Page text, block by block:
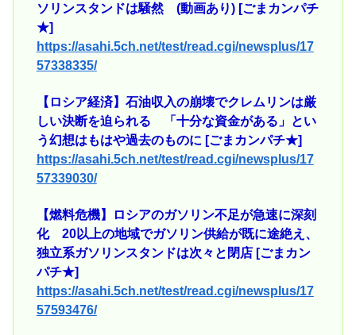
ソリンスタンドは騒然 (動画あり) [ごまカンパチ
★]
https://asahi.5ch.net/test/read.cgi/newsplus/17
57338335/
【ロシア経済】石油収入の崩壊でクレムリンは厳
しい決断を迫られる 「十分な資金がある」とい
う幻想はもはや過去のものに [ごまカンパチ★]
https://asahi.5ch.net/test/read.cgi/newsplus/17
57339030/
【燃料危機】ロシアのガソリン不足が急速に深刻
化 20以上の地域でガソリン供給が既に途絶え、
独立系ガソリンスタンドは次々と閉店 [ごまカン
パチ★]
https://asahi.5ch.net/test/read.cgi/newsplus/17
57593476/